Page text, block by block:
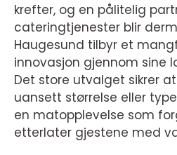
krefter, og en pålitelig
cateringtjenester blir
Haugesund tilbyr et
innovasjon gjennom sine
Det store utvalget sikrer
uansett størrelse eller
en matopplevelse som
etterlater gjestene med